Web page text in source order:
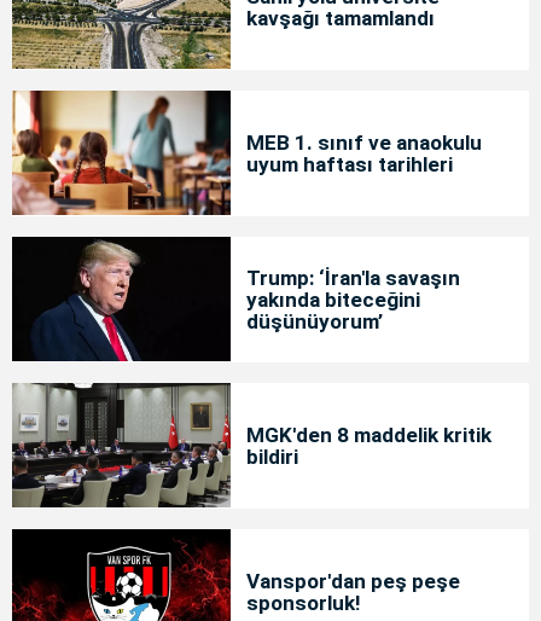
kavşağı tamamlandı
MEB 1. sınıf ve anaokulu
uyum haftası tarihleri
Trump: ‘İran'la savaşın
yakında biteceğini
düşünüyorum’
MGK'den 8 maddelik kritik
bildiri
Vanspor'dan peş peşe
sponsorluk!